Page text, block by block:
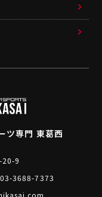
ツ専門 東葛西
20-9
3688-7373